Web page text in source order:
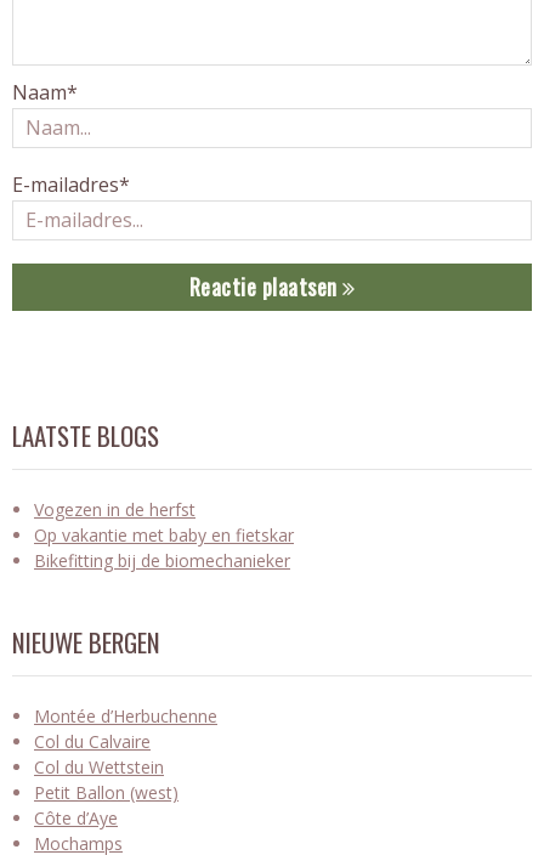
Naam*
E-mailadres*
Reactie plaatsen
LAATSTE BLOGS
Vogezen in de herfst
Op vakantie met baby en fietskar
Bikefitting bij de biomechanieker
NIEUWE BERGEN
Montée d’Herbuchenne
Col du Calvaire
Col du Wettstein
Petit Ballon (west)
Côte d’Aye
Mochamps